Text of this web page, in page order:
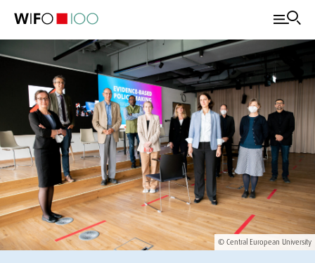
© Central European University